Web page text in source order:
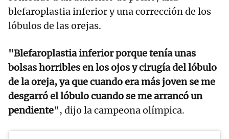
blefaroplastia inferior y una corrección de los
lóbulos de las orejas.
"Blefaroplastia inferior porque tenía unas
bolsas horribles en los ojos y cirugía del lóbulo
de la oreja, ya que cuando era más joven se me
desgarró el lóbulo cuando se me arrancó un
pendiente", dijo la campeona olímpica.